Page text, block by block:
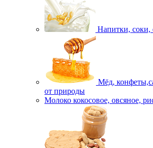
Напитки, соки,
Мёд,
от природы
Молоко кокосовое, овсяное,